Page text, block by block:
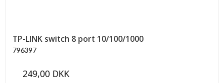
TP-LINK switch 8 port 10/100/1000
796397
249,00 DKK